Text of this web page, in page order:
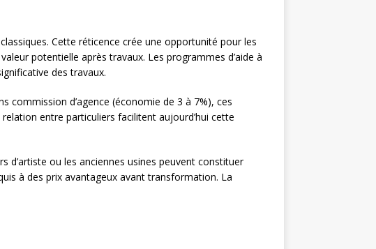
Cette réticence crée une opportunité pour les
potentielle après travaux. Les programmes d’aide à
des travaux.
commission d’agence (économie de 3 à 7%), ces
entre particuliers facilitent aujourd’hui cette
ou les anciennes usines peuvent constituer
à des prix avantageux avant transformation. La